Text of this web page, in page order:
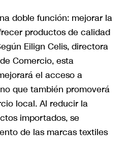
doble función: mejorar la
productos de calidad
Eilign Celis, directora
Comercio, esta
el acceso a
que también promoverá
local. Al reducir la
importados, se
de las marcas textiles